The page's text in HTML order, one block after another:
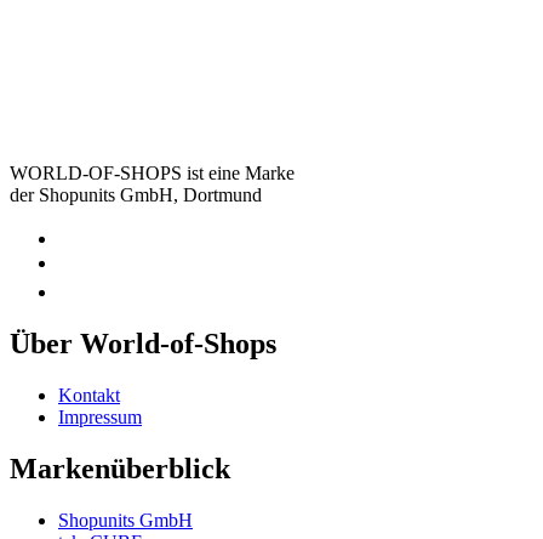
WORLD-OF-SHOPS ist eine Marke
der Shopunits GmbH, Dortmund
Über World-of-Shops
Kontakt
Impressum
Markenüberblick
Shopunits GmbH